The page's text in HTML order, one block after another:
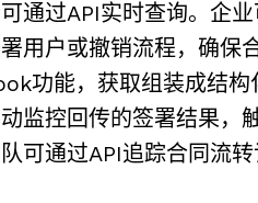
通过API实时查询。企
用户或撤销流程，确保
功能，获取组装成结构
监控回传的签署结果，
可通过API追踪合同流